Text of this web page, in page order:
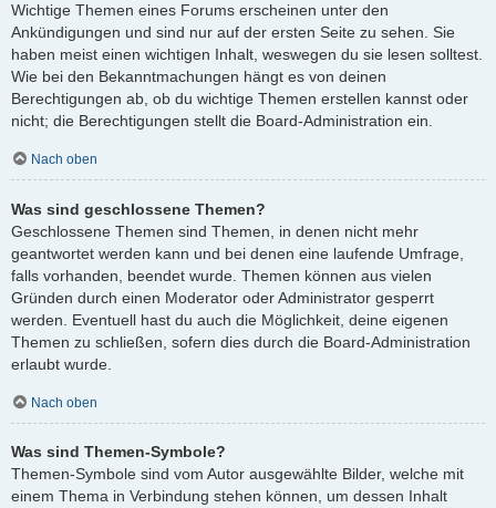
Wichtige Themen eines Forums erscheinen unter den
Ankündigungen und sind nur auf der ersten Seite zu sehen. Sie
haben meist einen wichtigen Inhalt, weswegen du sie lesen solltest.
Wie bei den Bekanntmachungen hängt es von deinen
Berechtigungen ab, ob du wichtige Themen erstellen kannst oder
nicht; die Berechtigungen stellt die Board-Administration ein.
Nach oben
Was sind geschlossene Themen?
Geschlossene Themen sind Themen, in denen nicht mehr
geantwortet werden kann und bei denen eine laufende Umfrage,
falls vorhanden, beendet wurde. Themen können aus vielen
Gründen durch einen Moderator oder Administrator gesperrt
werden. Eventuell hast du auch die Möglichkeit, deine eigenen
Themen zu schließen, sofern dies durch die Board-Administration
erlaubt wurde.
Nach oben
Was sind Themen-Symbole?
Themen-Symbole sind vom Autor ausgewählte Bilder, welche mit
einem Thema in Verbindung stehen können, um dessen Inhalt